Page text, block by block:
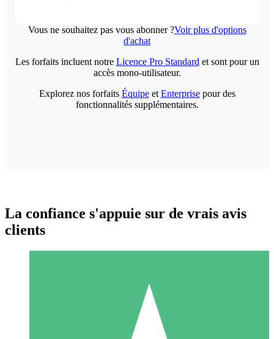
Vous ne souhaitez pas vous abonner ?Voir plus d'options
d'achat
Packs de Crédits Individuels
Les forfaits incluent notre Licence Pro Standard et sont pour un
accès mono-utilisateur.
Explorez nos forfaits Équipeet Enterprisepour des
fonctionnalités supplémentaires.
La confiance s'appuie sur de vrais avis
clients